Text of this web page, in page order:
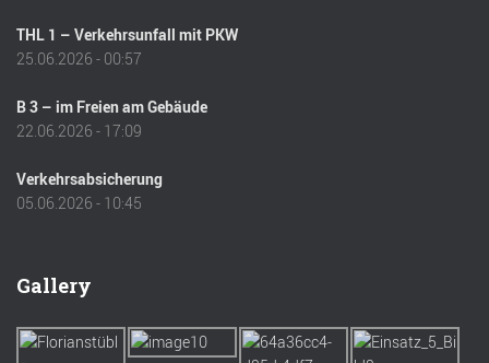
THL 1 – Verkehrsunfall mit PKW
25.06.2026 - 00:57
B 3 – im Freien am Gebäude
22.06.2026 - 17:09
Verkehrsabsicherung
05.06.2026 - 10:45
Gallery